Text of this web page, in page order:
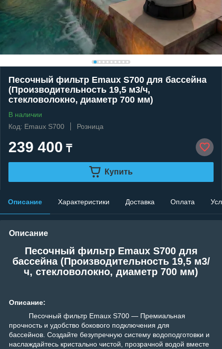
Песочный фильтр Emaux S700 для бассейна
(Производительность 19,5 м3/ч,
стекловолокно, диаметр 700 мм)
В наличии
Код: Emaux S700
Розница
239 400 ₸
Купить
Описание Характеристики Доставка Оплата
Описание
Песочный фильтр Emaux S700 для
бассейна (Производительность 19,5 м3/
ч, стекловолокно, диаметр 700 мм)
Описание:
Песочный фильтр Emaux S700 — Премиальная
прочность и удобство бокового подключения для
бассейнов. Создайте безупречную систему водоподготовки и
наслаждайтесь кристально чистой, прозрачной водой вместе